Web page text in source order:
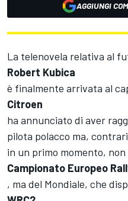
AGGIUNGI
La telenovela relativa al
Robert Kubica
è finalmente arrivata al
Citroen
ha annunciato di aver
pilota polacco ma,
in un primo momento, non
Campionato Europeo
, ma del Mondiale, che